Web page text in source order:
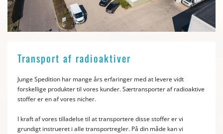
Transport af radioaktiver
Junge Spedition har mange års erfaringer med at levere vidt
forskellige produkter til vores kunder. Særtransporter af radioaktive
stoffer er en af vores nicher.
I kraft af vores tilladelse til at transportere disse stoffer er vi
grundigt instrueret i alle transportregler. På din måde kan vi